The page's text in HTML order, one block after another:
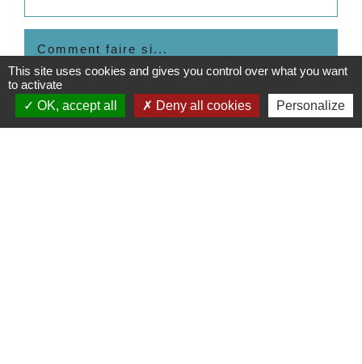
Comment faire si...
Je pars vivre à l'étranger
This site uses cookies and gives you control over what you want
to activate
OK, accept all
Deny all cookies Personalize